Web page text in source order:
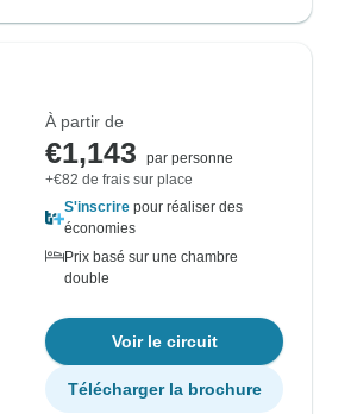
À partir de
€1,143
par personne
+€82 de frais sur place
S'inscrire pour réaliser des
économies
Prix basé sur une chambre
double
Voir le circuit
Télécharger la brochure